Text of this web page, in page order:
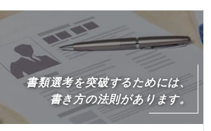
書類選考を突破するためには、
書き方の法則があります。